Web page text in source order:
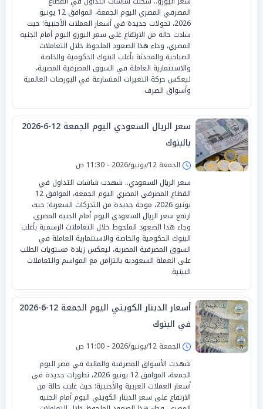
المصرفي المصري اليوم الجمعة، الموافق 12 يونيو
2026، تحولات جديدة في أسعار العملات الأجنبية؛ حيث
سادت حالة من الارتفاع على سعر اليورو اليوم أمام الجنيه
المصري، وجاء هذا الصعود الملحوظ خلال التعاملات
الصباحية والمحدثة بأغلب البنوك الحكومية والخاصة
والاستثمارية العاملة في السوق المصرفية المصرية،
ليعكس حركة التغيرات المتسارعة في البورصات العالمية
وأسواق الصرف
سعر الريال السعودي اليوم الجمعة 12-6-2026
بالبنوك
الجمعة 12/يونيو/2026 - 11:30 ص
سعر الريال السعودي.. شهدت شاشات التداول في
القطاع المصرفي المصري اليوم الجمعة، الموافق 12
يونيو 2026، موجة جديدة من التحركات السعرية؛ حيث
ارتفع سعر الريال السعودي اليوم أمام الجنيه المصري،
وجاء هذا الصعود الملحوظ خلال التعاملات الرسمية بأغلب
البنوك الحكومية والخاصة والاستثمارية العاملة في
السوق المصرفية المصرية، ليعكس زيادة مستويات الطلب
على العملة السعودية بالتزامن مع المواسم والتعاملات
البينية.
أسعار الدينار الكويتي اليوم الجمعة 12-6-2026
في البنوك
الجمعة 12/يونيو/2026 - 11:00 ص
شهدت الأسواق المصرفية والمالية في مصر اليوم
الجمعة، الموافق 12 يونيو 2026، تطورات جديدة في
أسعار العملات العربية والأجنبية؛ حيث غلبت حالة من
الارتفاع على سعر الدينار الكويتي اليوم أمام الجنيه